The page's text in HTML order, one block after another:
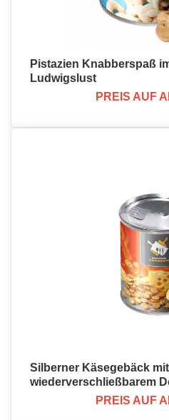
Pistazien Knabberspaß
Ludwigslust
PREIS AUF
Silberner Käsegebäck mit
wiederverschließbarem
PREIS AUF